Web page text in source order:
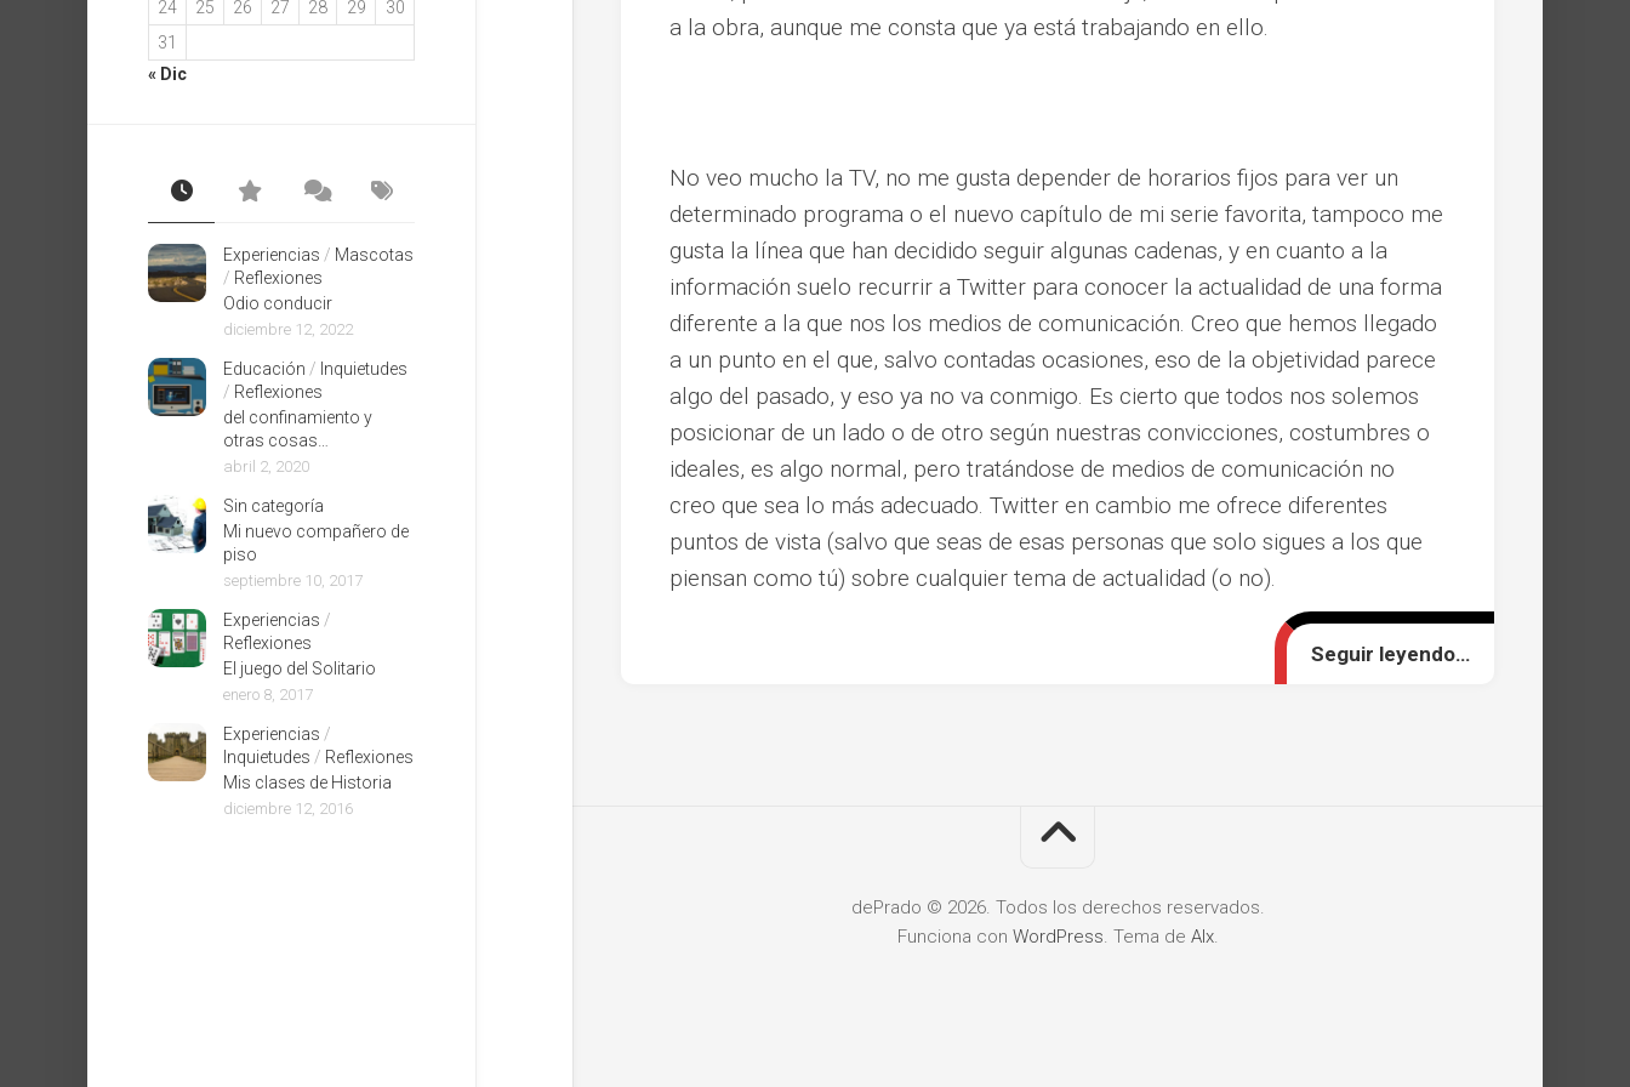
24
25 26 27 28 29
30
31
« Dic
Experiencias / Mascotas
/ Reflexiones
Odio conducir
diciembre 12, 2022
Educación / Inquietudes
/ Reflexiones
del confinamiento y
otras cosas…
abril 2, 2020
Sin categoría
Mi nuevo compañero de
piso
septiembre 10, 2017
Experiencias /
Reflexiones
El juego del Solitario
enero 8, 2017
Experiencias /
Inquietudes / Reflexiones
Mis clases de Historia
diciembre 12, 2016
a la obra, aunque me consta que ya está trabajando en ello.
No veo mucho la TV, no me gusta depender de horarios fijos para ver un
determinado programa o el nuevo capítulo de mi serie favorita, tampoco me
gusta la línea que han decidido seguir algunas cadenas, y en cuanto a la
información suelo recurrir a Twitter para conocer la actualidad de una forma
diferente a la que nos los medios de comunicación. Creo que hemos llegado
a un punto en el que, salvo contadas ocasiones, eso de la objetividad parece
algo del pasado, y eso ya no va conmigo. Es cierto que todos nos solemos
posicionar de un lado o de otro según nuestras convicciones, costumbres o
ideales, es algo normal, pero tratándose de medios de comunicación no
creo que sea lo más adecuado. Twitter en cambio me ofrece diferentes
puntos de vista (salvo que seas de esas personas que solo sigues a los que
piensan como tú) sobre cualquier tema de actualidad (o no).
Seguir leyendo…
dePrado © 2026. Todos los derechos reservados.
Funciona con WordPress. Tema de Alx.